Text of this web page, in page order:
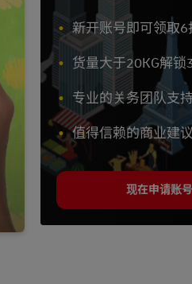
新开账号即可领取6
货量大于20KG解锁
专业的关务团队支
值得信赖的商业建
现在申请账号